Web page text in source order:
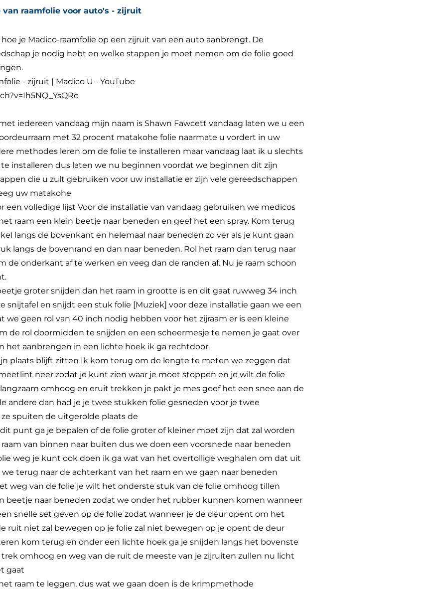
van raamfolie voor auto's - zijruit
je Madico-raamfolie op een zijruit van een auto aanbrengt. De
je nodig hebt en welke stappen je moet nemen om de folie goed
- zijruit | Madico U - YouTube
iedereen vandaag mijn naam is Shawn Fawcett vandaag laten we u een
met 32 procent matakohe folie naarmate u vordert in uw
methodes leren om de folie te installeren maar vandaag laat ik u slechts
installeren dus laten we nu beginnen voordat we beginnen dit zijn
die u zult gebruiken voor uw installatie er zijn vele gereedschappen
uw matakohe
een volledige lijst Voor de installatie van vandaag gebruiken we medicos
raam een klein beetje naar beneden en geef het een spray. Kom terug
langs de bovenkant en helemaal naar beneden zo ver als je kunt gaan
langs de bovenrand en dan naar beneden. Rol het raam dan terug naar
de onderkant af te werken en veeg dan de randen af. Nu je raam schoon
groter snijden dan het raam in grootte is en dit gaat ruwweg 34 inch
snijtafel en snijdt een stuk folie [Muziek] voor deze installatie gaan we een
we geen rol van 40 inch nodig hebben voor het zijraam er is een kleine
de rol doormidden te snijden en een scheermesje te nemen je gaat over
het aanbrengen in een lichte hoek ik ga rechtdoor.
plaats blijft zitten Ik kom terug om de lengte te meten we zeggen dat
neer zodat je kunt zien waar je moet stoppen en je wilt de folie
omhoog en eruit trekken je pakt je mes geef het een snee aan de
andere dan had je je twee stukken folie gesneden voor je twee
spuiten de uitgerolde plaats de
punt ga je bepalen of de folie groter of kleiner moet zijn dat zal worden
van binnen naar buiten dus we doen een voorsnede naar beneden
weg je kunt ook doen ik ga wat van het overtollige weghalen om dat uit
terug naar de achterkant van het raam en we gaan naar beneden
weg van de folie je wilt het onderste stuk van de folie omhoog tillen
beetje naar beneden zodat we onder het rubber kunnen komen wanneer
snelle set geven op de folie zodat wanneer je de deur opent om het
ruit niet zal bewegen op je folie zal niet bewegen op je opent de deur
kom terug en onder een lichte hoek ga je snijden langs het bovenste
omhoog en weg van de ruit de meeste van je zijruiten zullen nu licht
gaat
raam te leggen, dus wat we gaan doen is de krimpmethode